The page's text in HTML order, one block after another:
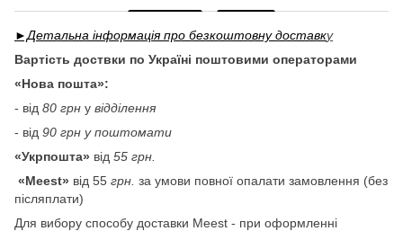
►Детальна інформація про безкоштовну доставку
Вартість доствки по Україні поштовими операторами
«Нова пошта»:
- від 80 грн у відділення
- від 90 грн у поштомати
«Укрпошта» від 55 грн.
«Meest» від 55 грн. за умови повної опалати замовлення (без
післяплати)
Для вибору способу доставки Meest - при оформленні